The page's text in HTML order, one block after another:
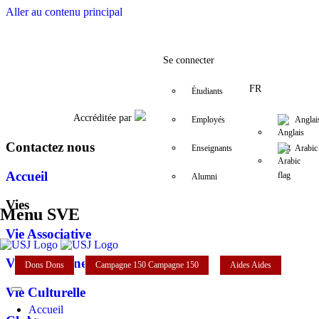
Aller au contenu principalFacebook
Accréditée par
Se connecter
Étudiants
Employés
Enseignants
Alumni
FR
Arabic
Menu SVE
Dons Dons Campagne 150 Campagne 150 AidesAides
Accueil
Contactez nous
Accueil
Vies
Vie Associative
Vie Citoyenne
Vie Culturelle